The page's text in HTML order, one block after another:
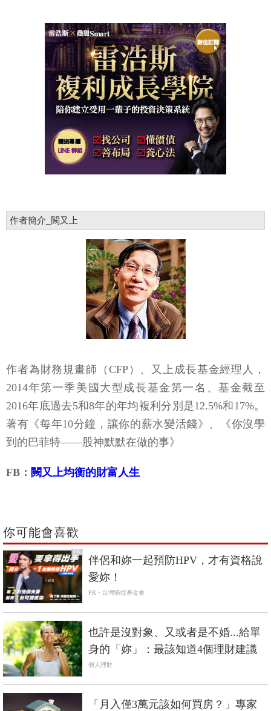
作者簡介_闕又上
作者為財務規畫師（CFP）、又上成長基金經理人，
2014年第一季美國大型成長基金第一名、基金截至
2016年底過去5和8年的年均複利分別是12.5%和17%。
著有《每年10分鐘，讓你的薪水變活錢》、《你沒學
到的巴菲特——股神默默在做的事》
FB： 闕又上均衡的財富人生
你可能會喜歡
PR
伴侶和妳一起預防HPV，才有資格說
愛妳！
PR・台灣癌症基金會
也許是沒對象、又或者是不婚...給單
身的「妳」：最該知道4個理財建議
個人理財
「月入僅3萬元該如何買房？」專家